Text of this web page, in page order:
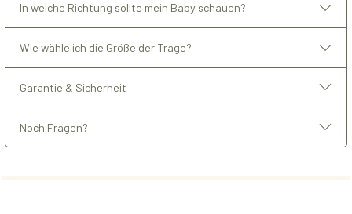
In welche Richtung sollte mein Baby schauen?
Wie wähle ich die Größe der Trage?
Garantie & Sicherheit
Noch Fragen?